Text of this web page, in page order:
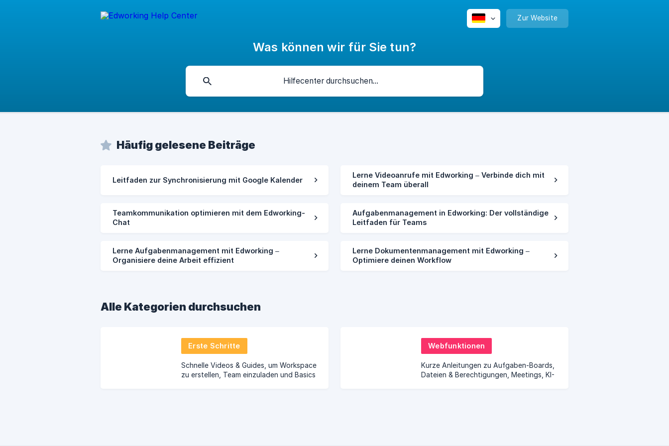
Zur Website
Was können wir für Sie tun?
Häufig gelesene Beiträge
Leitfaden zur Synchronisierung mit Google Kalender
Lerne Videoanrufe mit Edworking – Verbinde dich mit
deinem Team überall
Teamkommunikation optimieren mit dem Edworking-
Chat
Aufgabenmanagement in Edworking: Der vollständige
Leitfaden für Teams
Lerne Aufgabenmanagement mit Edworking –
Organisiere deine Arbeit effizient
Lerne Dokumentenmanagement mit Edworking –
Optimiere deinen Workflow
Alle Kategorien durchsuchen
Erste Schritte
Schnelle Videos & Guides, um Workspace
zu erstellen, Team einzuladen und Basics
Webfunktionen
Kurze Anleitungen zu Aufgaben-Boards,
Dateien & Berechtigungen, Meetings, KI-